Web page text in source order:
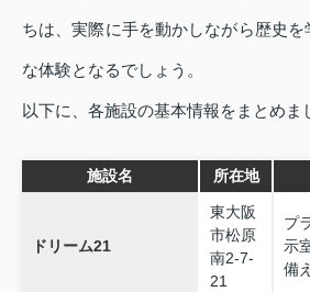
ちは、実際に手を動かしながら歴史
な体験となるでしょう。
以下に、各施設の基本情報をまとめま
施設名 所在地
ドリーム21
東大阪
市松原
南2-7-
21
プ
示
備